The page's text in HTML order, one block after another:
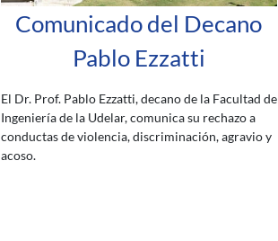
Comunicado del Decano
Pablo Ezzatti
El Dr. Prof. Pablo Ezzatti, decano de la Facultad de
Ingeniería de la Udelar, comunica su rechazo a
conductas de violencia, discriminación, agravio y
acoso.